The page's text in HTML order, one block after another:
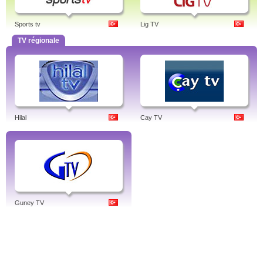
Sports tv Lig TV
TV régionale
Hilal Cay TV
Guney TV